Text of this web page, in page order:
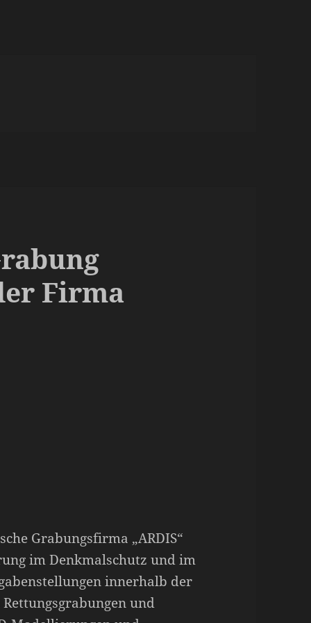
Firma
Grabungsfirma „ARDIS“
im Denkmalschutz und im
innerhalb der
und